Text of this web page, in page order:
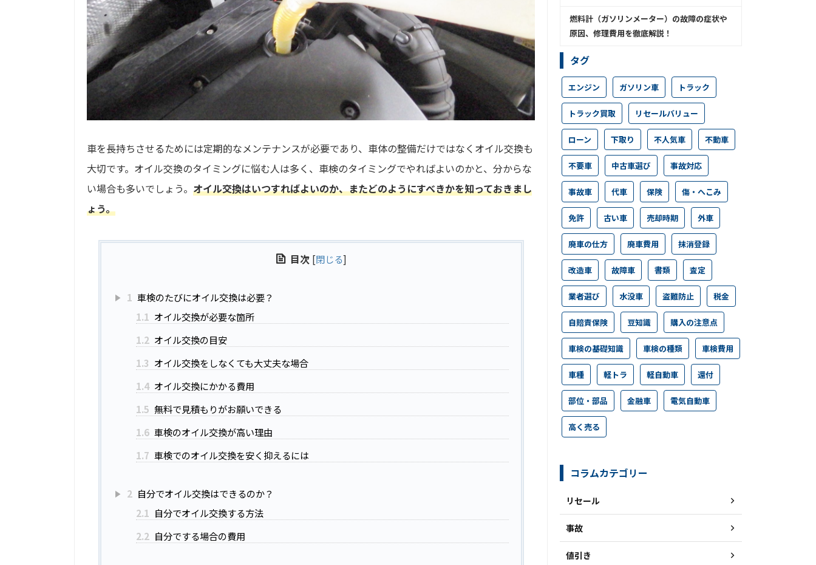
車を長持ちさせるためには定期的なメンテナンスが必要であり、車体の整備だけではなくオイル交換も
大切です。オイル交換のタイミングに悩む人は多く、車検のタイミングでやればよいのかと、分からな
い場合も多いでしょう。 オイル交換はいつすればよいのか、またどのようにすべきかを知っておきまし
ょう。
目次 [閉じる]
1 車検のたびにオイル交換は必要？
1.1 オイル交換が必要な箇所
1.2 オイル交換の目安
1.3 オイル交換をしなくても大丈夫な場合
1.4 オイル交換にかかる費用
1.5 無料で見積もりがお願いできる
1.6 車検のオイル交換が高い理由
1.7 車検でのオイル交換を安く抑えるには
2 自分でオイル交換はできるのか？
2.1 自分でオイル交換する方法
2.2 自分でする場合の費用
燃料計（ガソリンメーター）の故障の症状や
原因、修理費用を徹底解説！
タグ
エンジン ガソリン車 トラック
トラック買取 リセールバリュー
ローン 下取り 不人気車 不動車
不要車 中古車選び 事故対応
事故車 代車 保険 傷・へこみ
免許 古い車 売却時期 外車
廃車の仕方 廃車費用 抹消登録
改造車 故障車 書類 査定
業者選び 水没車 盗難防止 税金
自賠責保険 豆知識 購入の注意点
車検の基礎知識 車検の種類 車検費用
車種 軽トラ 軽自動車 還付
部位・部品 金融車 電気自動車
高く売る
コラムカテゴリー
リセール
事故
値引き